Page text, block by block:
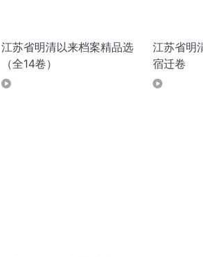
江苏省明清以来档案精品选
（全14卷）
江苏省明
宿迁卷